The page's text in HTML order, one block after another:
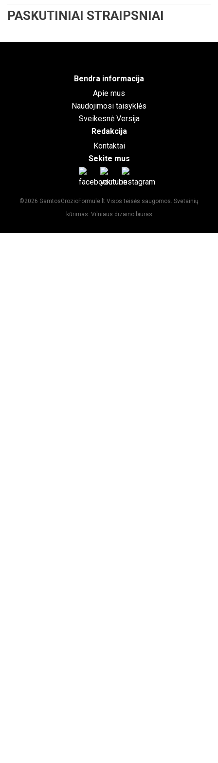
PASKUTINIAI STRAIPSNIAI
Bendra informacija
Apie mus
Naudojimosi taisyklės
Sveikesnė Versija
Redakcija
Kontaktai
Sekite mus
©2026 GamtosGrozioFormule.lt Visos teisės saugomos. Svetainių
kūrimas: Vilniaus dizaino biuras